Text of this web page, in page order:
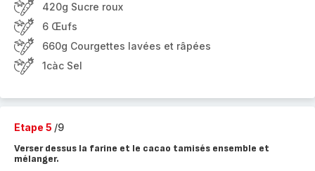
420g Sucre roux
6 Œufs
660g Courgettes lavées et râpées
1càc Sel
Etape 5 /9
Verser dessus la farine et le cacao tamisés ensemble et
mélanger.